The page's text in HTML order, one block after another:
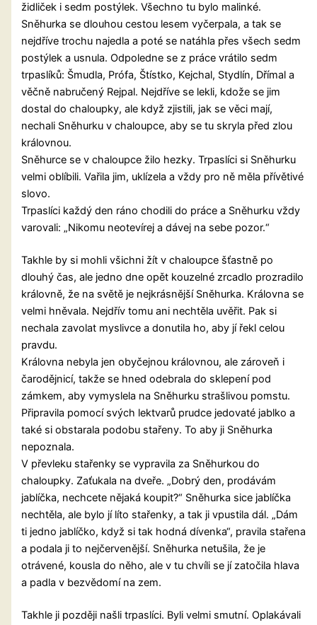
židliček i sedm postýlek. Všechno tu bylo malinké.
Sněhurka se dlouhou cestou lesem vyčerpala, a tak se
nejdříve trochu najedla a poté se natáhla přes všech sedm
postýlek a usnula. Odpoledne se z práce vrátilo sedm
trpaslíků: Šmudla, Prófa, Štístko, Kejchal, Stydlín, Dřímal a
věčně nabručený Rejpal. Nejdříve se lekli, kdože se jim
dostal do chaloupky, ale když zjistili, jak se věci mají,
nechali Sněhurku v chaloupce, aby se tu skryla před zlou
královnou.
Sněhurce se v chaloupce žilo hezky. Trpaslíci si Sněhurku
velmi oblíbili. Vařila jim, uklízela a vždy pro ně měla přívětivé
slovo.
Trpaslíci každý den ráno chodili do práce a Sněhurku vždy
varovali: „Nikomu neotevírej a dávej na sebe pozor.“
Takhle by si mohli všichni žít v chaloupce šťastně po
dlouhý čas, ale jedno dne opět kouzelné zrcadlo prozradilo
královně, že na světě je nejkrásnější Sněhurka. Královna se
velmi hněvala. Nejdřív tomu ani nechtěla uvěřit. Pak si
nechala zavolat myslivce a donutila ho, aby jí řekl celou
pravdu.
Královna nebyla jen obyčejnou královnou, ale zároveň i
čarodějnicí, takže se hned odebrala do sklepení pod
zámkem, aby vymyslela na Sněhurku strašlivou pomstu.
Připravila pomocí svých lektvarů prudce jedovaté jablko a
také si obstarala podobu stařeny. To aby ji Sněhurka
nepoznala.
V převleku stařenky se vypravila za Sněhurkou do
chaloupky. Zaťukala na dveře. „Dobrý den, prodávám
jablíčka, nechcete nějaká koupit?“ Sněhurka sice jablíčka
nechtěla, ale bylo jí líto stařenky, a tak ji vpustila dál. „Dám
ti jedno jablíčko, když si tak hodná dívenka“, pravila stařena
a podala ji to nejčervenější. Sněhurka netušila, že je
otrávené, kousla do něho, ale v tu chvíli se jí zatočila hlava
a padla v bezvědomí na zem.
Takhle ji později našli trpaslíci. Byli velmi smutní. Oplakávali